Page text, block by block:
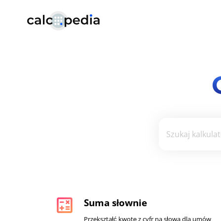
calculate Suma słownie
Przekształć kwotę z cyfr na słowa dla umów